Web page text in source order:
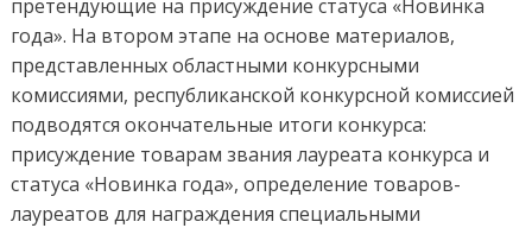
претендующие на присуждение статуса «Новинка
года». На втором этапе на основе материалов,
представленных областными конкурсными
комиссиями, республиканской конкурсной комиссией
подводятся окончательные итоги конкурса:
присуждение товарам звания лауреата конкурса и
статуса «Новинка года», определение товаров-
лауреатов для награждения специальными